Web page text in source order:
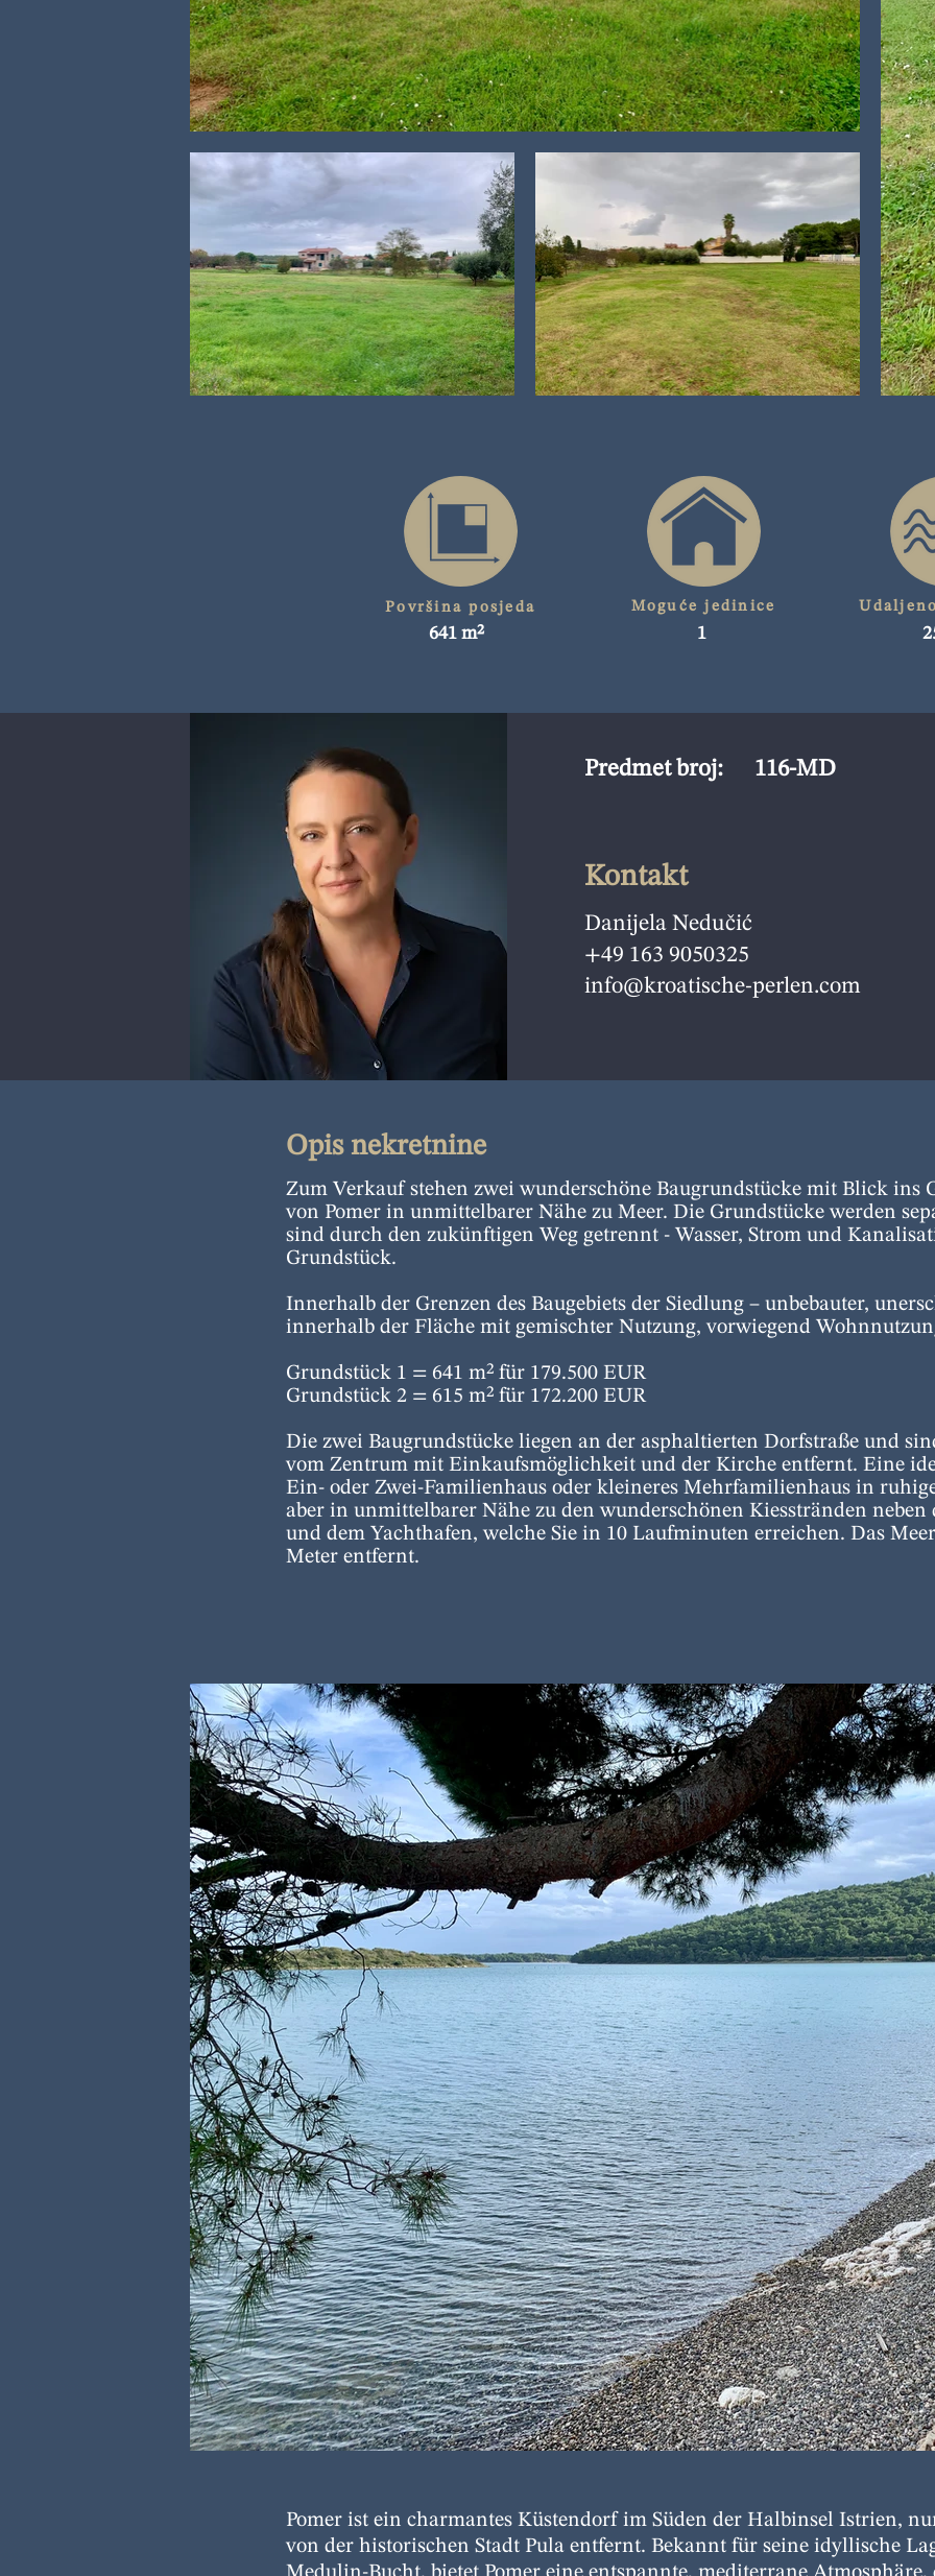
Površina posjeda Moguće jedinice
641 m² 1
116-MD
Predmet broj:
Kontakt
Danijela Nedučić
+49 163 9050325
info@kroatische-perlen.com
Opis nekretnine
Zum Verkauf stehen zwei wunderschöne Baugrundstücke mit Blick ins
von Pomer in unmittelbarer Nähe zu Meer. Die Grundstücke werden
sind durch den zukünftigen Weg getrennt - Wasser, Strom und
Grundstück.
Innerhalb der Grenzen des Baugebiets der Siedlung – unbebauter,
innerhalb der Fläche mit gemischter Nutzung, vorwiegend
Grundstück 1 = 641 m² für 179.500 EUR
Grundstück 2 = 615 m² für 172.200 EUR
Die zwei Baugrundstücke liegen an der asphaltierten Dorfstraße und
vom Zentrum mit Einkaufsmöglichkeit und der Kirche entfernt. Eine
Ein- oder Zwei-Familienhaus oder kleineres Mehrfamilienhaus in
aber in unmittelbarer Nähe zu den wunderschönen Kiesstränden neben
und dem Yachthafen, welche Sie in 10 Laufminuten erreichen. Das
Meter entfernt.
Pomer ist ein charmantes Küstendorf im Süden der Halbinsel Istrien,
von der historischen Stadt Pula entfernt. Bekannt für seine idyllische